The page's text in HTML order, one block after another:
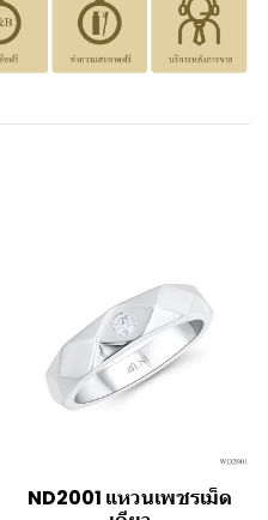
ND2001 แหวนเพชรเม็ด